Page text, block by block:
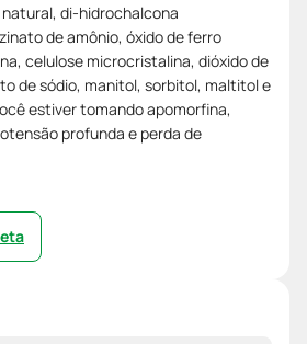
di-hidrochalcona
de amônio, óxido de ferro
celulose microcristalina, dióxido de
de sódio, manitol, sorbitol, maltitol e
estiver tomando apomorfina,
profunda e perda de